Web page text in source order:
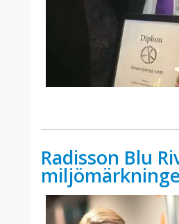
Radisson Blu